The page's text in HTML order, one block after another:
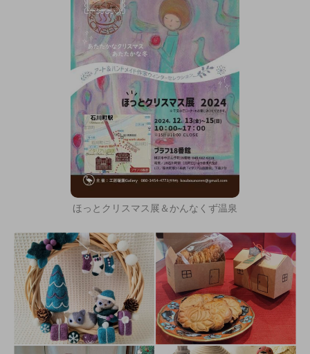
ほっとクリスマス展＆かんなくず温泉